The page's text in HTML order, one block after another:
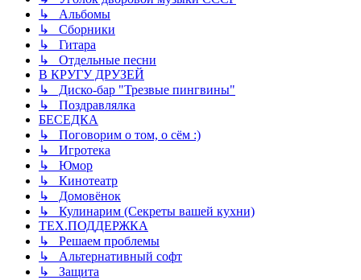
↳ Альбомы
↳ Сборники
↳ Гитара
↳ Отдельные песни
В КРУГУ ДРУЗЕЙ
↳ Диско-бар "Трезвые пингвины"
↳ Поздравлялка
БЕСЕДКА
↳ Поговорим о том, о сём :)
↳ Игротека
↳ Юмор
↳ Кинотеатр
↳ Домовёнок
↳ Кулинарим (Секреты вашей кухни)
ТЕХ.ПОДДЕРЖКА
↳ Решаем проблемы
↳ Альтернативный софт
↳ Защита